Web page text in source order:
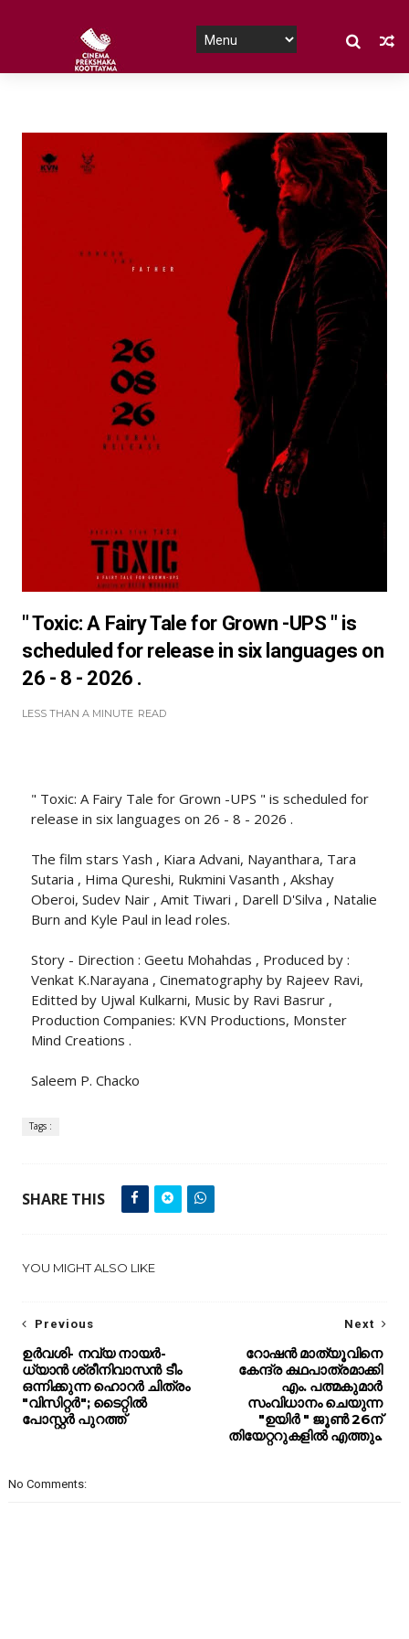
" Toxic: A Fairy Tale for Grown -UPS " is
scheduled for release in six languages on
26 - 8 - 2026 .
LESS THAN A MINUTE READ
" Toxic: A Fairy Tale for Grown -UPS " is scheduled for
release in six languages on 26 - 8 - 2026 .
The film stars Yash , Kiara Advani, Nayanthara, Tara
Sutaria , Hima Qureshi, Rukmini Vasanth , Akshay
Oberoi, Sudev Nair , Amit Tiwari , Darell D'Silva , Natalie
Burn and Kyle Paul in lead roles.
Story - Direction : Geetu Mohahdas , Produced by :
Venkat K.Narayana , Cinematography by Rajeev Ravi,
Editted by Ujwal Kulkarni, Music by Ravi Basrur ,
Production Companies: KVN Productions, Monster
Mind Creations .
Saleem P. Chacko
Tags :
SHARE THIS
YOU MIGHT ALSO LIKE
Next
റോഷൻ മാത്യൂവിനെ
കേന്ദ്ര കഥപാത്രമാക്കി
എം. പത്മകുമാർ
സംവിധാനം ചെയുന്ന
"ഉയിർ " ജൂൺ 26ന്
തിയേറ്ററുകളിൽ എത്തും.
Previous
ഉർവശി- നവ്യ നായർ-
ധ്യാൻ ശ്രീനിവാസൻ ടീം
ഒന്നിക്കുന്ന ഹൊറർ ചിത്രം
"വിസിറ്റർ"; ടൈറ്റിൽ
പോസ്റ്റർ പുറത്ത്
No Comments: